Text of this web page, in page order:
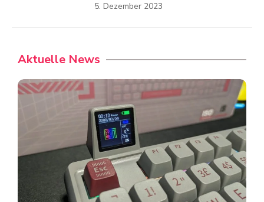
5. Dezember 2023
Aktuelle News